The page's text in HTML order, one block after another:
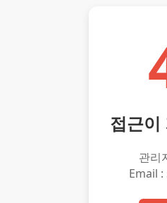
접근이
관리
Email